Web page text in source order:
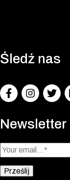
Śledź nas
Facebook
Newsletter